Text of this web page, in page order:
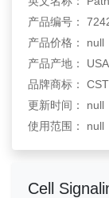
产品编号：
产品价格： null
产品产地： USA
品牌商标： CST
更新时间： null
使用范围： null
Cell